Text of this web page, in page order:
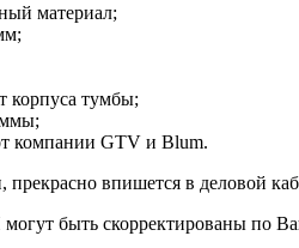
материал;
корпуса тумбы;
компании GTV и Blum.
впишется в деловой
быть скорректированы по